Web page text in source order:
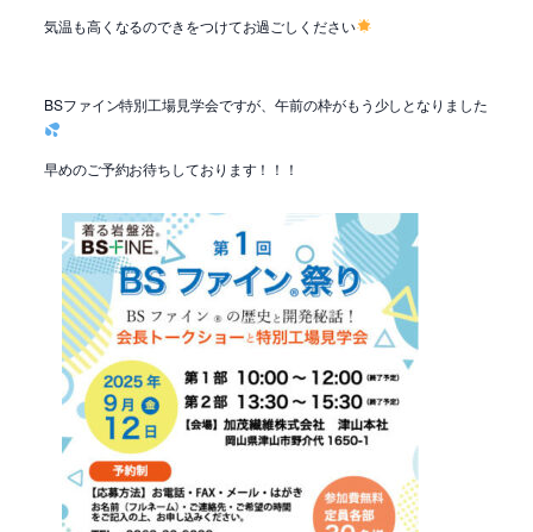
気温も高くなるのできをつけてお過ごしください
BSファイン特別工場見学会ですが、午前の枠がもう少しとなりました
早めのご予約お待ちしております！！！